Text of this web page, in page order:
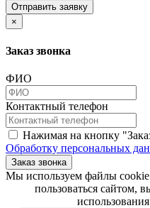
Отправить заявку
×
Заказ звонка
ФИО
Контактный телефон
Нажимая на кнопку
Обработку персональных
Заказ звонка
​​​​​​​Мы используем файлы cookie
пользоваться сайтом,